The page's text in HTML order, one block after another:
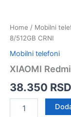
Home / Mobilni
8/512GB CRNI
Mobilni telefoni
XIAOMI
38.350 RSD
Redmi